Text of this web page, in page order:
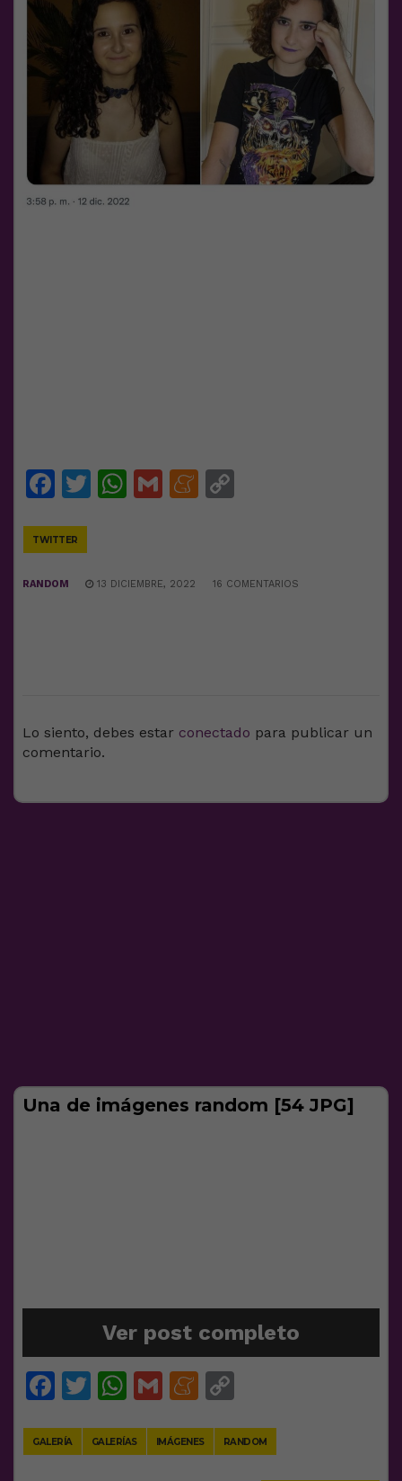
Facebook
Twitter
WhatsApp
GmailMeneame
TWITTER
RANDOM 13 DICIEMBRE, 2022 16 COMENTARIOS
Lo siento, debes estar conectado para publicar un
comentario.
Una de imágenes random [54 JPG]
Ver post completo
Facebook
Twitter
WhatsApp
GmailMeneame
GALERÍA GALERÍAS IMÁGENES RANDOM